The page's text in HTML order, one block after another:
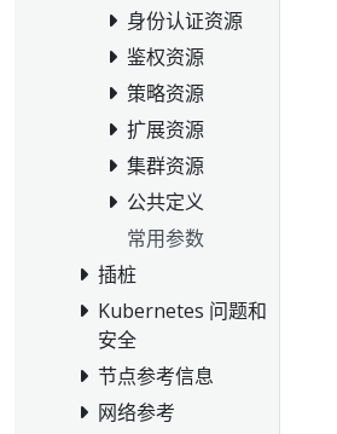
身份认证资源
鉴权资源
策略资源
扩展资源
集群资源
公共定义
常用参数
插桩
Kubernetes 问题和
安全
节点参考信息
网络参考